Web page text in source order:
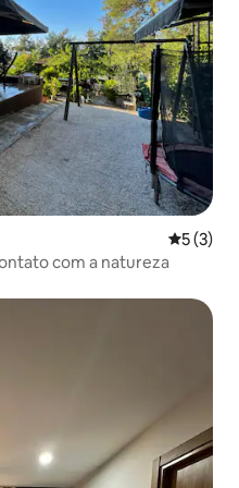
5 de
5 (3)
com a natureza